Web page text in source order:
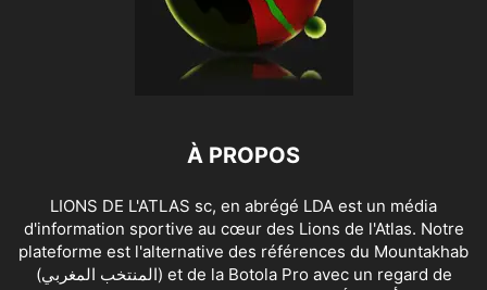
À PROPOS
LIONS DE L'ATLAS sc, en abrégé LDA est un média
d'information sportive au cœur des Lions de l'Atlas. Notre
plateforme est l'alternative des références du Mountakhab
(المنتخب المغربي) et de la Botola Pro avec un regard de